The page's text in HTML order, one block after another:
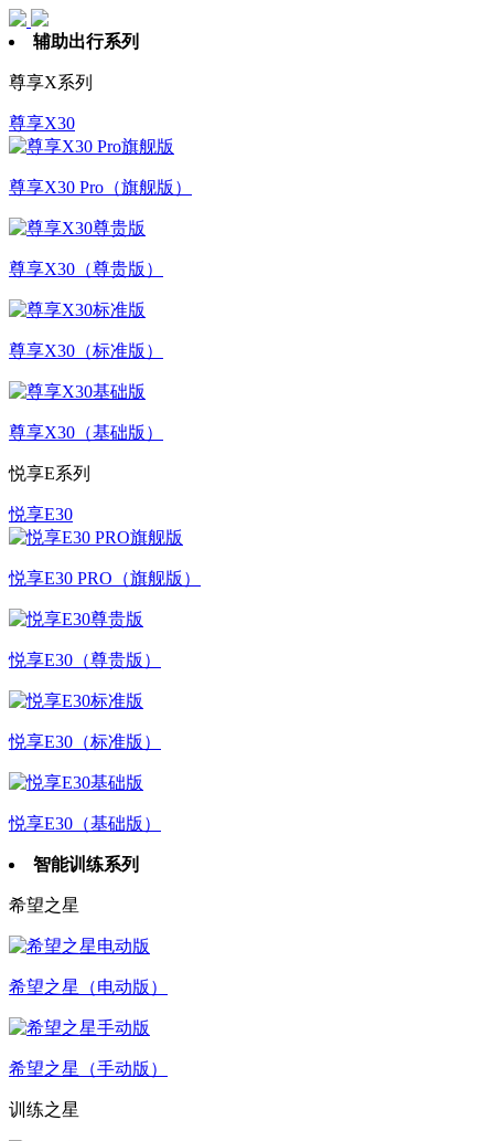
辅助出行系列
尊享X系列
尊享X30
尊享X30 Pro（旗舰版）
尊享X30（尊贵版）
尊享X30（标准版）
尊享X30（基础版）
悦享E系列
悦享E30
悦享E30 PRO（旗舰版）
悦享E30（尊贵版）
悦享E30（标准版）
悦享E30（基础版）
智能训练系列
希望之星
希望之星（电动版）
希望之星（手动版）
训练之星